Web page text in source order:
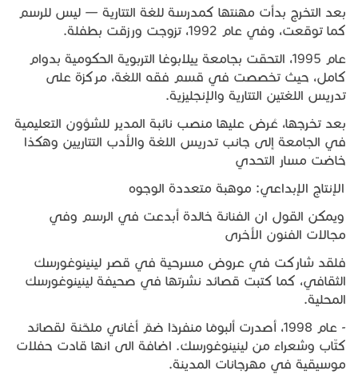
بعد التخرج بدأت مهنتها كمدرسة للغة التتارية — ليس للرسم
كما توقعت، وفي عام 1992، تزوجت ورزقت بطفلة.
عام 1995، التحقت بجامعة ييلابوغا التربوية الحكومية بدوام
كامل، حيث تخصصت في قسم فقه اللغة، مركزة على
تدريس اللغتين التتارية والإنجليزية.
بعد تخرجها، عُرض عليها منصب نائبة المدير للشؤون التعليمية
في الجامعة إلى جانب تدريس اللغة والأدب التتاريين وهكذا
خاضت مسار التحدي
الإنتاج الإبداعي: موهبة متعددة الوجوه
ويمكن القول ان الفنانة خالدة أبدعت في الرسم وفي
مجالات الفنون الأخرى
فلقد شاركت في عروض مسرحية في قصر لينينوغورسك
الثقافي، كما كتبت قصائد نشرتها في صحيفة لينينوغورسك
المحلية.
- عام 1998، أصدرت ألبومًا منفردًا ضمّ أغاني ملحّنة لقصائد
كتّاب وشعراء من لينينوغورسك. اضافة الى انها قادت حفلات
موسيقية في مهرجانات المدينة.